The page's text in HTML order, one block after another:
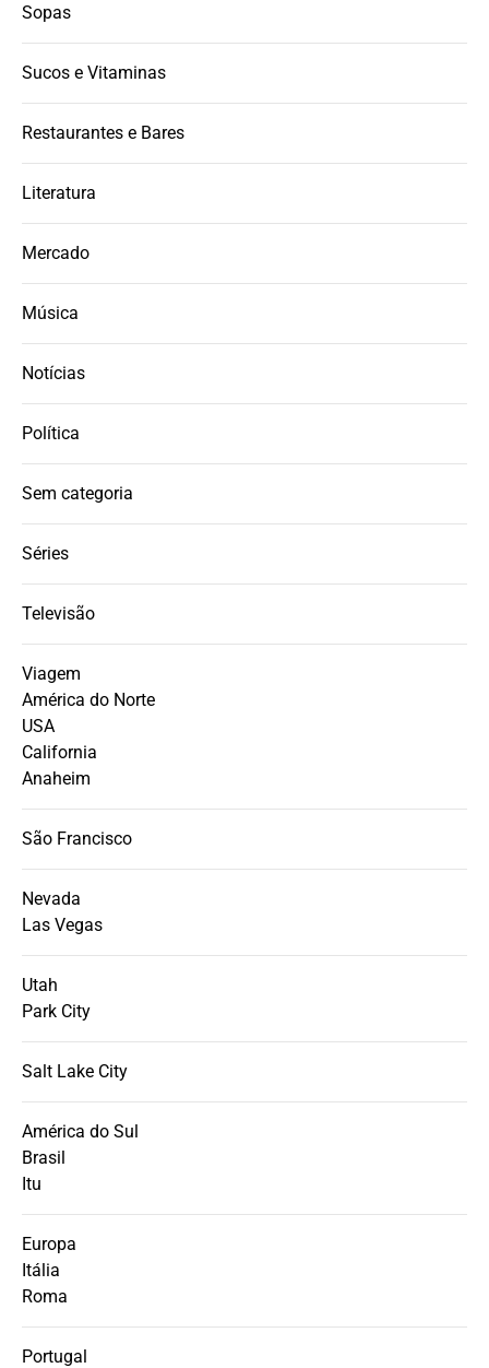
Sopas
Sucos e Vitaminas
Restaurantes e Bares
Literatura
Mercado
Música
Notícias
Política
Sem categoria
Séries
Televisão
Viagem
América do Norte
USA
California
Anaheim
São Francisco
Nevada
Las Vegas
Utah
Park City
Salt Lake City
América do Sul
Brasil
Itu
Europa
Itália
Roma
Portugal